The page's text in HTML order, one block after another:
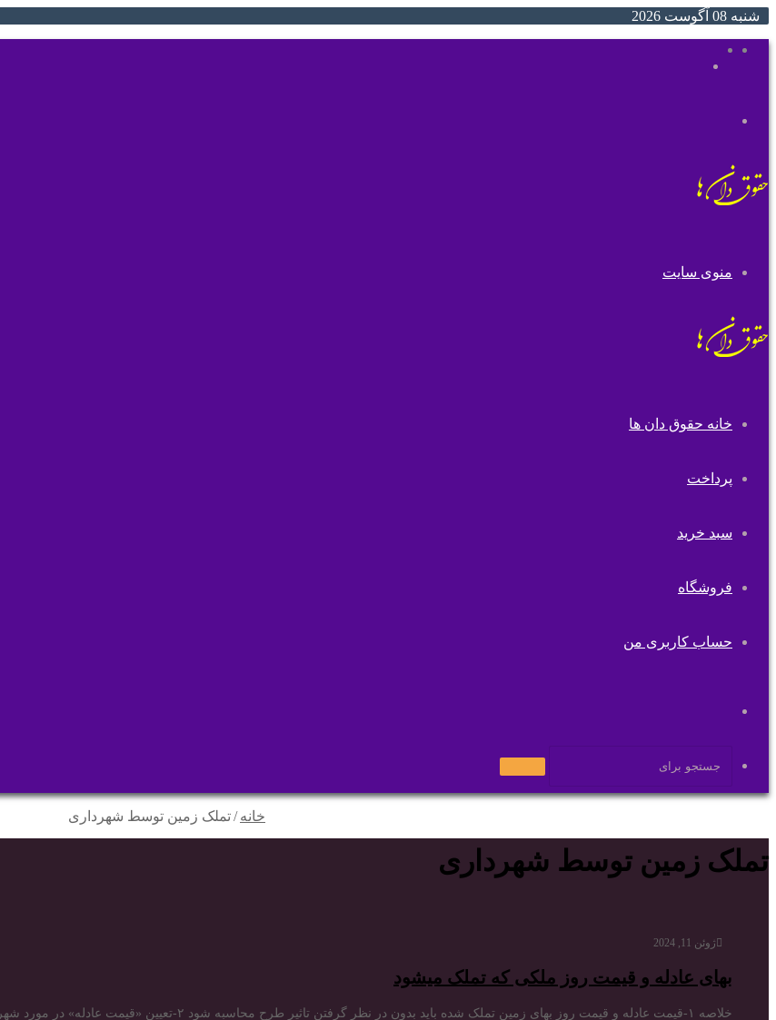
شنبه 08 آگوست 2026
پوسته
منوی سایت
خانه حقوق دان ها
پرداخت
سبد خرید
فروشگاه
حساب کاربری من
پوسته
جستجو
برای
خانه /تملک زمین توسط شهرداری
تملک زمین توسط شهرداری
ژوئن 11, 2024
بهای عادله و قیمت روز ملکی که تملک میشود
خلاصه ۱-قیمت عادله و قیمت روز بهای زمین تملک شده باید